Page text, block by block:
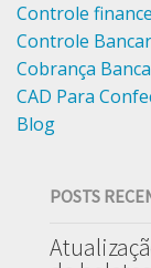
Controle
Controle
Cobrança
CAD Para
Blog
POSTS